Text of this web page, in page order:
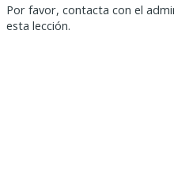
Por favor, contacta con el
esta lección.